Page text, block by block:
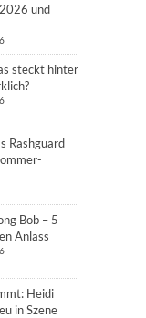
und
steckt hinter
Rashguard
Bob – 5
Anlass
Heidi
in Szene